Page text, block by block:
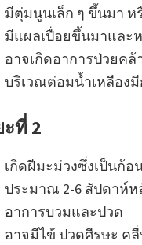
มีตุ่มนูนเล็ก ๆ ขึ้นมา ห
มีแผลเปื่อยขึ้นมาและ
อาจเกิดอาการป่วยค
บริเวณต่อมน้ำเหลือง
ะที่ 2
เกิดฝีมะม่วงซึ่งเป็นก้
ประมาณ 2-6 สัปดาห์ห
อาการบวมและปวด
อาจมีไข้ ปวดศีรษะ ค